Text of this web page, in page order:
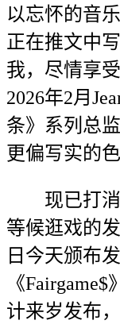
以忘怀的音
正在推文中
我，尽情享
2026年2月
条》系列总
更偏写实的色
现已打消
等候逛戏的
日今天颁布
《
计来岁发布